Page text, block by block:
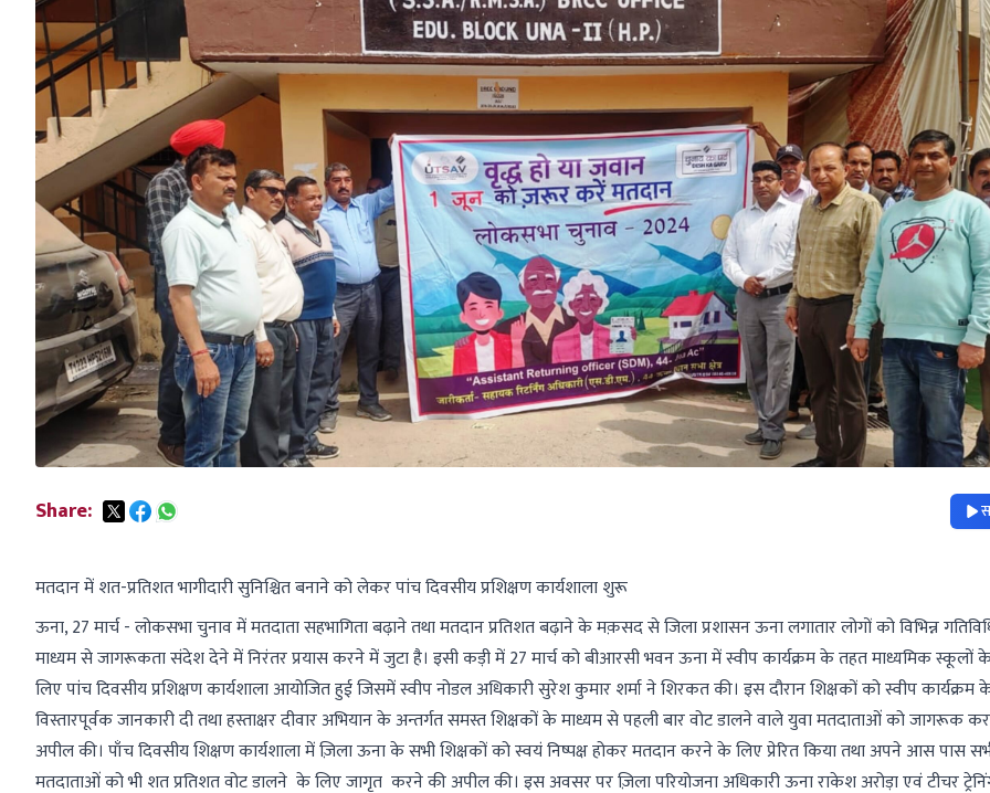
Share:
मतदान में शत-प्रतिशत भागीदारी सुनिश्चित बनाने को लेकर पांच दिवसीय प्रशिक्षण कार्यशाला शुरू
ऊना, 27 मार्च - लोकसभा चुनाव में मतदाता सहभागिता बढ़ाने तथा मतदान प्रतिशत बढ़ाने के मक़सद से जिला प्रशासन ऊना लगातार लोगों को विभिन्न
माध्यम से जागरूकता संदेश देने में निरंतर प्रयास करने में जुटा है। इसी कड़ी में 27 मार्च को बीआरसी भवन ऊना में स्वीप कार्यक्रम के तहत माध्यमिक स्कूलों
लिए पांच दिवसीय प्रशिक्षण कार्यशाला आयोजित हुई जिसमें स्वीप नोडल अधिकारी सुरेश कुमार शर्मा ने शिरकत की। इस दौरान शिक्षकों को स्वीप कार्यक्रम
विस्तारपूर्वक जानकारी दी तथा हस्ताक्षर दीवार अभियान के अन्तर्गत समस्त शिक्षकों के माध्यम से पहली बार वोट डालने वाले युवा मतदाताओं को जागरूक
अपील की। पाँच दिवसीय शिक्षण कार्यशाला में ज़िला ऊना के सभी शिक्षकों को स्वयं निष्पक्ष होकर मतदान करने के लिए प्रेरित किया तथा अपने आस पास
मतदाताओं को भी शत प्रतिशत वोट डालने के लिए जागृत करने की अपील की। इस अवसर पर ज़िला परियोजना अधिकारी ऊना राकेश अरोड़ा एवं टीचर